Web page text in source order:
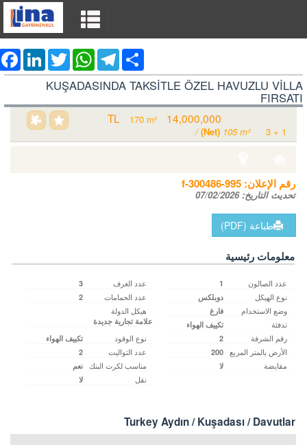
LinkedIn TwitterWhatsAppTelegram Share
KUŞADASINDA TAKSİTLE ÖZEL HAVUZLU VİLLA
FIRSATI
14,000,000 TL
170 m²
/(Net) 105 m² 3 + 1
رقم الإعلان: f-300486-995
تحديث التاريخ:07/02/2026
طباعة (PDF)
معلومات رئيسية
عدد الغرف 3 عدد الصالون 1
عدد الحمامات 2 نوع الهيكل دوبلكس
هيكل الدولة
علامة تجارية جديدة
وضع الاستخدام فارغ
تدفئة تكييف الهواء
نوع الوقود تكييف الهواء رقم الشرفة 2
عدد التواليت 2 الأرض بالمتر المربع 200
مناسب لكرت البنك نعم مقايضة لا
نقل لا
Turkey Aydın / Kuşadası/ Davutlar